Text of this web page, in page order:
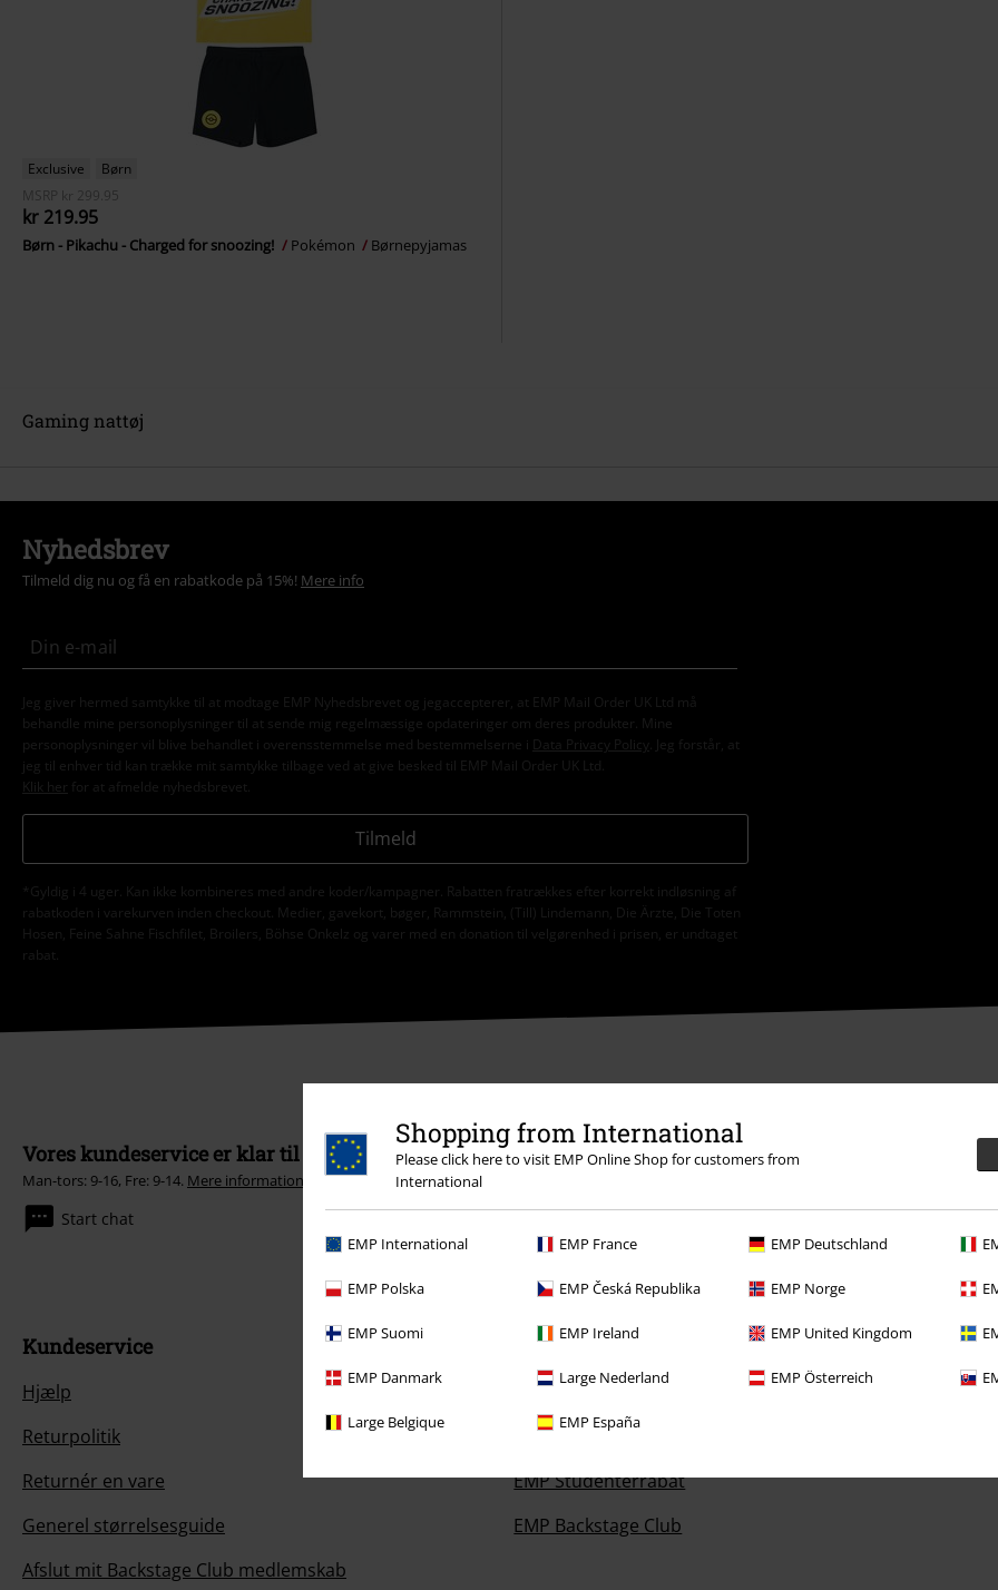
Shopping from International
Please click here to visit EMP Online Shop for customers from
International
EMP International EMP France EMP Deutschland
EMP Polska EMP Česká Republika EMP Norge
EMP Suomi EMP Ireland EMP United Kingdom
EMP Danmark Large Nederland EMP Österreich
Large Belgique EMP España
Exclusive
Børn
MSRP
kr 299.95
kr 219.95
Børn - Pikachu - Charged for snoozing! Pokémon Børnepyjamas
Gaming nattøj
Nyhedsbrev
Tilmeld dig nu og få en rabatkode på 15%! Mere info
Jeg giver hermed samtykke til at modtage EMP Nyhedsbrevet og jegaccepterer, at EMP Mail Order UK Ltd må
behandle mine personoplysninger til at sende mig regelmæssige opdateringer om deres produkter. Mine
personoplysninger vil blive behandlet i overensstemmelse med bestemmelserne i
Data Privacy Policy
. Jeg forstår, at
jeg til enhver tid kan trække mit samtykke tilbage ved at give besked til EMP Mail Order UK Ltd.
Klik her
for at afmelde nyhedsbrevet.
Tilmeld
*Gyldig i 4 uger. Kan ikke kombineres med andre koder/kampagner. Rabatten fratrækkes efter korrekt indløsning af
rabatkoden i varekurven inden checkout. Medier, gavekort, bøger, Rammstein, (Till) Lindemann, Die Ärzte, Die Toten
Hosen, Feine Sahne Fischfilet, Broilers, Böhse Onkelz og varer med en donation til velgørenhed i prisen, er undtaget
rabat.
Vores kundeservice er klar til at hjælpe
Man-tors: 9-16, Fre: 9-14. Mere information
Start chat
Kundeservice
Hjælp
Returpolitik
Returnér en vare
Generel størrelsesguide
Afslut mit Backstage Club medlemskab
Til dig
Konkurrencer
Bestil EMP-gavekort
EMP Studenterrabat
EMP Backstage Club